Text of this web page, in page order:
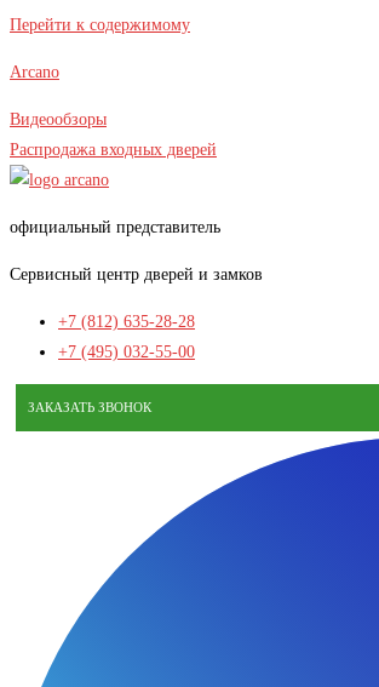
Перейти к содержимому
Arcano
Видеообзоры
Распродажа входных дверей
официальный представитель
Сервисный центр дверей и замков
+7 (812) 635-28-28
+7 (495) 032-55-00
ЗАКАЗАТЬ ЗВОНОК